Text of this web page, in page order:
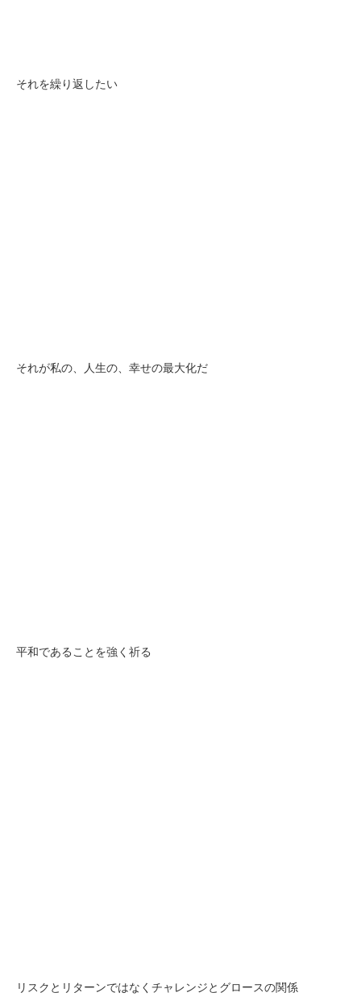
それを繰り返したい
それが私の、人生の、幸せの最大化だ
平和であることを強く祈る
リスクとリターンではなくチャレンジとグロースの関係